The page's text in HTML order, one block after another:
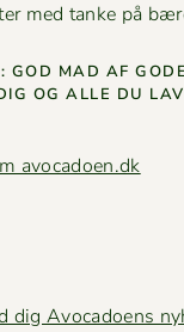
med tanke på
GOD MAD AF
OG ALLE DU
avocadoen.dk
dig Avocadoens